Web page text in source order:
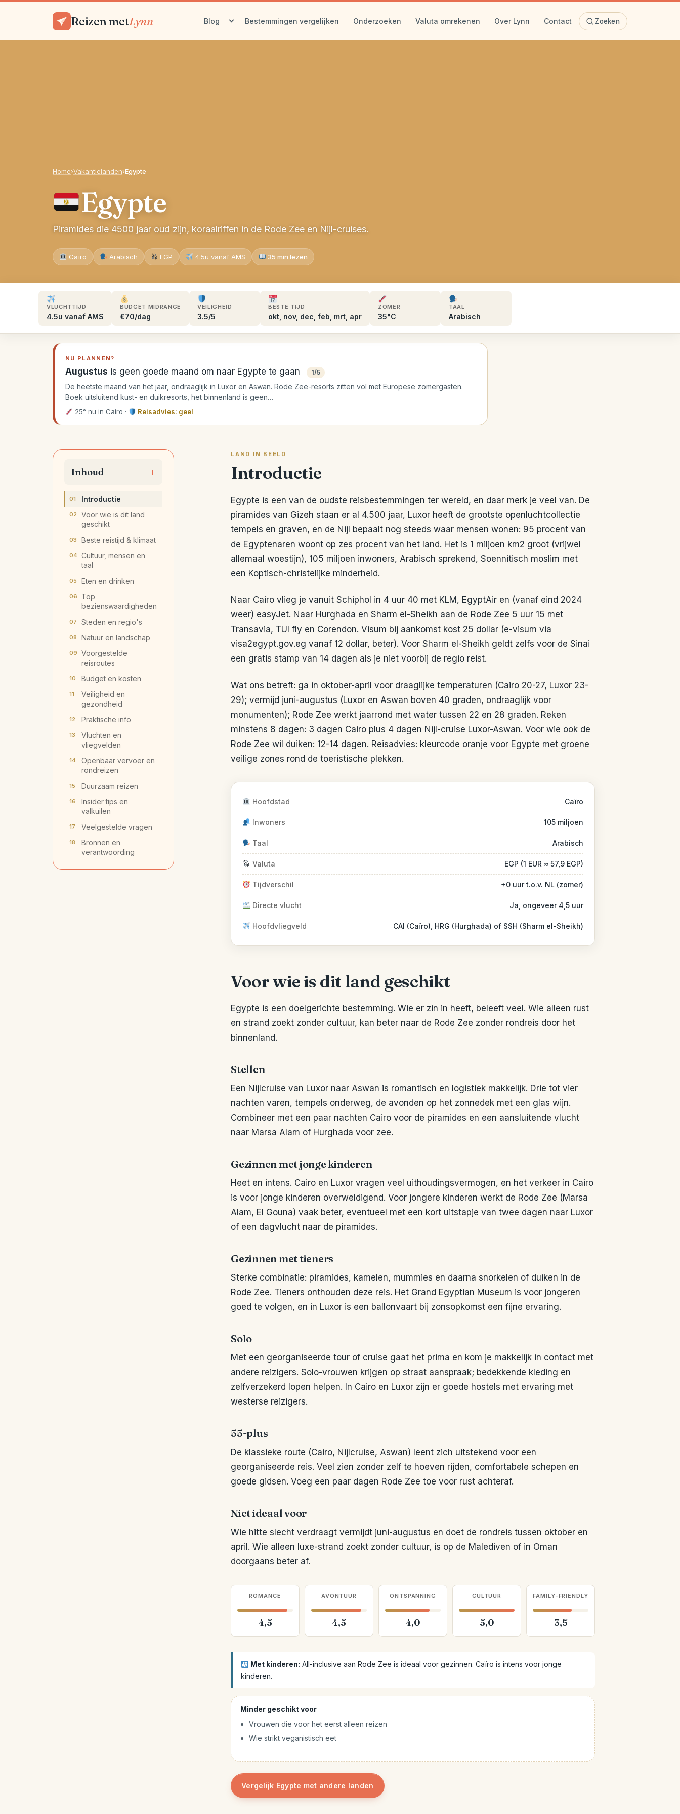
Reizen metLynn Blog Bestemmingen vergelijken Onderzoeken Valuta omrekenen Over Lynn Contact Zoeken
Home›Vakantielanden›Egypte
Egypte
Piramides die 4500 jaar oud zijn, koraalriffen in de Rode Zee en Nijl-cruises.
Caïro Arabisch EGP 4.5u vanaf AMS 35 min lezen
VLUCHTTIJD
4.5u vanaf AMS
BUDGET MIDRANGE
€70/dag
VEILIGHEID
3.5/5
BESTE TIJD
okt, nov, dec, feb, mrt, apr
ZOMER
35°C
TAAL
Arabisch
NU PLANNEN?
Augustus is geen goede maand om naar Egypte te gaan 1/5
De heetste maand van het jaar, ondraaglijk in Luxor en Aswan. Rode Zee-resorts zitten vol met Europese zomergasten.
Boek uitsluitend kust- en duikresorts, het binnenland is geen…
25° nu in Cairo · Reisadvies: geel
Inhoud
Introductie
Voor wie is dit land
geschikt
Beste reistijd & klimaat
Cultuur, mensen en
taal
Eten en drinken
Top
bezienswaardigheden
Steden en regio's
Natuur en landschap
Voorgestelde
reisroutes
Budget en kosten
Veiligheid en
gezondheid
Praktische info
Vluchten en
vliegvelden
Openbaar vervoer en
rondreizen
Duurzaam reizen
Insider tips en
valkuilen
Veelgestelde vragen
Bronnen en
verantwoording
LAND IN BEELD
Introductie
Egypte is een van de oudste reisbestemmingen ter wereld, en daar merk je veel van. De
piramides van Gizeh staan er al 4.500 jaar, Luxor heeft de grootste openluchtcollectie
tempels en graven, en de Nijl bepaalt nog steeds waar mensen wonen: 95 procent van
de Egyptenaren woont op zes procent van het land. Het is 1 miljoen km2 groot (vrijwel
allemaal woestijn), 105 miljoen inwoners, Arabisch sprekend, Soennitisch moslim met
een Koptisch-christelijke minderheid.
Naar Cairo vlieg je vanuit Schiphol in 4 uur 40 met KLM, EgyptAir en (vanaf eind 2024
weer) easyJet. Naar Hurghada en Sharm el-Sheikh aan de Rode Zee 5 uur 15 met
Transavia, TUI fly en Corendon. Visum bij aankomst kost 25 dollar (e-visum via
visa2egypt.gov.eg vanaf 12 dollar, beter). Voor Sharm el-Sheikh geldt zelfs voor de Sinai
een gratis stamp van 14 dagen als je niet voorbij de regio reist.
Wat ons betreft: ga in oktober-april voor draaglijke temperaturen (Cairo 20-27, Luxor 23-
29); vermijd juni-augustus (Luxor en Aswan boven 40 graden, ondraaglijk voor
monumenten); Rode Zee werkt jaarrond met water tussen 22 en 28 graden. Reken
minstens 8 dagen: 3 dagen Cairo plus 4 dagen Nijl-cruise Luxor-Aswan. Voor wie ook de
Rode Zee wil duiken: 12-14 dagen. Reisadvies: kleurcode oranje voor Egypte met groene
veilige zones rond de toeristische plekken.
Hoofdstad Caïro
Inwoners 105 miljoen
Taal Arabisch
Valuta EGP (1 EUR ≈ 57,9 EGP)
Tijdverschil +0 uur t.o.v. NL (zomer)
Directe vlucht Ja, ongeveer 4,5 uur
Hoofdvliegveld CAI (Caïro), HRG (Hurghada) of SSH (Sharm el-Sheikh)
Voor wie is dit land geschikt
Egypte is een doelgerichte bestemming. Wie er zin in heeft, beleeft veel. Wie alleen rust
en strand zoekt zonder cultuur, kan beter naar de Rode Zee zonder rondreis door het
binnenland.
Stellen
Een Nijlcruise van Luxor naar Aswan is romantisch en logistiek makkelijk. Drie tot vier
nachten varen, tempels onderweg, de avonden op het zonnedek met een glas wijn.
Combineer met een paar nachten Cairo voor de piramides en een aansluitende vlucht
naar Marsa Alam of Hurghada voor zee.
Gezinnen met jonge kinderen
Heet en intens. Cairo en Luxor vragen veel uithoudingsvermogen, en het verkeer in Cairo
is voor jonge kinderen overweldigend. Voor jongere kinderen werkt de Rode Zee (Marsa
Alam, El Gouna) vaak beter, eventueel met een kort uitstapje van twee dagen naar Luxor
of een dagvlucht naar de piramides.
Gezinnen met tieners
Sterke combinatie: piramides, kamelen, mummies en daarna snorkelen of duiken in de
Rode Zee. Tieners onthouden deze reis. Het Grand Egyptian Museum is voor jongeren
goed te volgen, en in Luxor is een ballonvaart bij zonsopkomst een fijne ervaring.
Solo
Met een georganiseerde tour of cruise gaat het prima en kom je makkelijk in contact met
andere reizigers. Solo-vrouwen krijgen op straat aanspraak; bedekkende kleding en
zelfverzekerd lopen helpen. In Cairo en Luxor zijn er goede hostels met ervaring met
westerse reizigers.
55-plus
De klassieke route (Cairo, Nijlcruise, Aswan) leent zich uitstekend voor een
georganiseerde reis. Veel zien zonder zelf te hoeven rijden, comfortabele schepen en
goede gidsen. Voeg een paar dagen Rode Zee toe voor rust achteraf.
Niet ideaal voor
Wie hitte slecht verdraagt vermijdt juni-augustus en doet de rondreis tussen oktober en
april. Wie alleen luxe-strand zoekt zonder cultuur, is op de Malediven of in Oman
doorgaans beter af.
ROMANCE
4,5
AVONTUUR
4,5
ONTSPANNING
4,0
CULTUUR
5,0
FAMILY-FRIENDLY
3,5
Met kinderen: All-inclusive aan Rode Zee is ideaal voor gezinnen. Caïro is intens voor jonge
kinderen.
Minder geschikt voor
Vrouwen die voor het eerst alleen reizen
Wie strikt veganistisch eet
Vergelijk Egypte met andere landen